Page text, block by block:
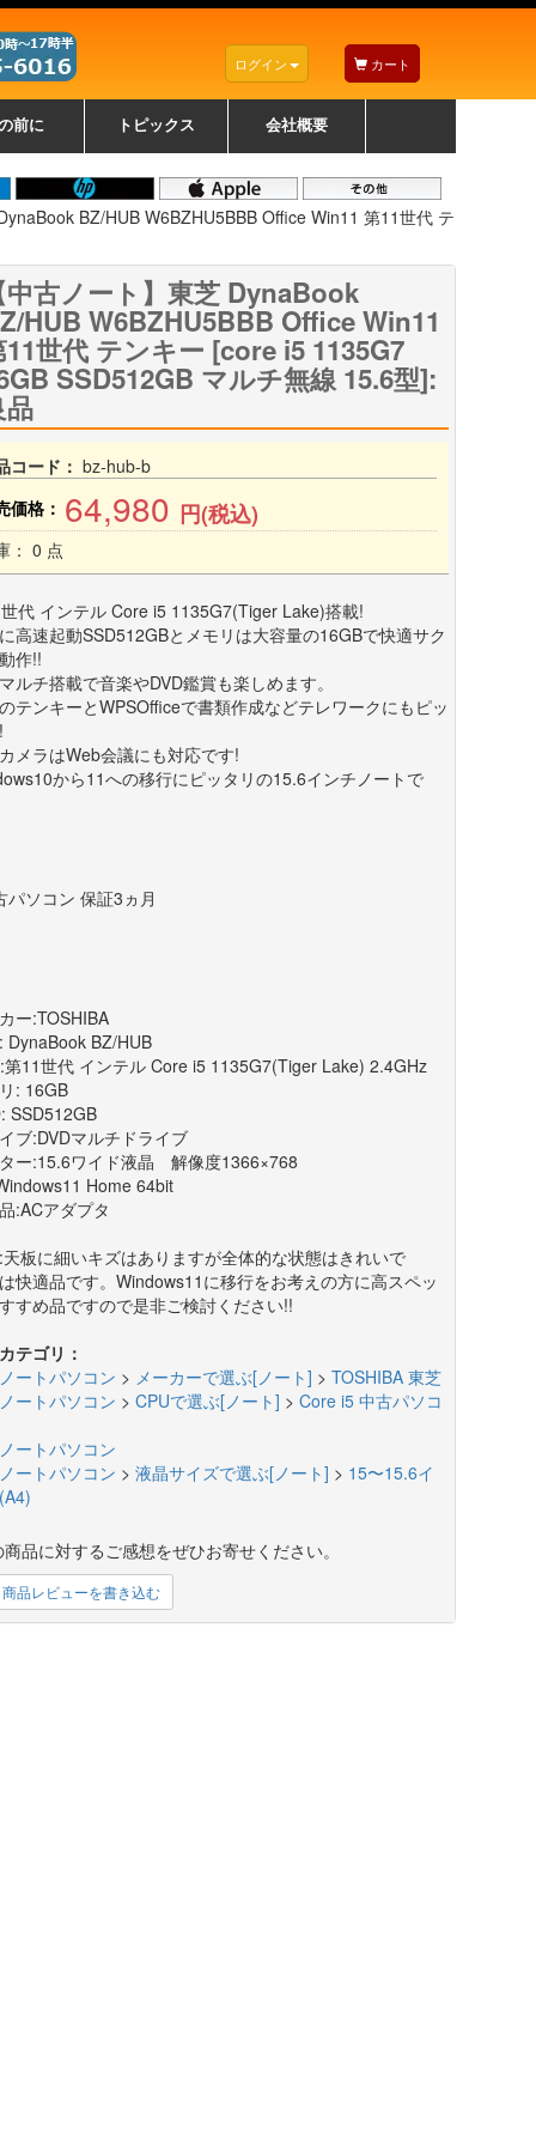
ログイン カート
前に トピックス 会社概要
BZ/HUB W6BZHU5BBB Office Win11 第11世代 テ
中古ノート】東芝 DynaBook
HUB W6BZHU5BBB Office Win11
11世代 テンキー [core i5 1135G7
SSD512GB マルチ無線 15.6型]:
コード： bz-hub-b
価格： 64,980 円(税込)
： 0 点
代 インテル Core i5 1135G7(Tiger Lake)搭載!
高速起動SSD512GBとメモリは大容量の16GBで快適サク
作!!
ルチ搭載で音楽やDVD鑑賞も楽しめます。
テンキーとWPSOfficeで書類作成などテレワークにもピッ
メラはWeb会議にも対応です!
から11への移行にピッタリの15.6インチノートで
パソコン 保証3ヵ月
ー:TOSHIBA
DynaBook BZ/HUB
第11世代 インテル Core i5 1135G7(Tiger Lake) 2.4GHz
: 16GB
SSD512GB
ブ:DVDマルチドライブ
ー:15.6ワイド液晶 解像度1366×768
Home 64bit
:ACアダプタ
板に細いキズはありますが全体的な状態はきれいで
快適品です。Windows11に移行をお考えの方に高スペッ
すめ品ですので是非ご検討ください!!
テゴリ：
ートパソコン > メーカーで選ぶ[ノート] > TOSHIBA 東芝
ートパソコン > CPUで選ぶ[ノート] > Core i5 中古パソコ
ートパソコン
ートパソコン > 液晶サイズで選ぶ[ノート] > 15〜15.6イ
品に対するご感想をぜひお寄せください。
品レビューを書き込む